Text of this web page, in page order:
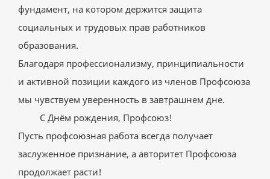
фундамент, на котором держится защита
социальных и трудовых прав работников
образования.
Благодаря профессионализму, принципиальности
и активной позиции каждого из членов Профсоюза
мы чувствуем уверенность в завтрашнем дне.
С Днём рождения, Профсоюз!
Пусть профсоюзная работа всегда получает
заслуженное признание, а авторитет Профсоюза
продолжает расти!